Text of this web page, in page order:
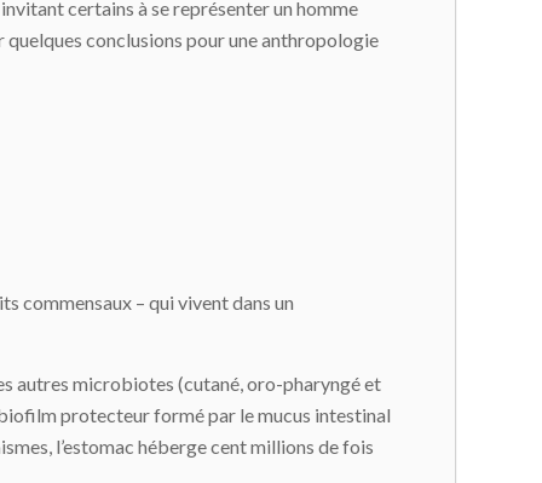
certains à se représenter un homme
quelques conclusions pour une anthropologie
commensaux – qui vivent dans un
autres microbiotes (cutané, oro-pharyngé et
protecteur formé par le mucus intestinal
l’estomac héberge cent millions de fois